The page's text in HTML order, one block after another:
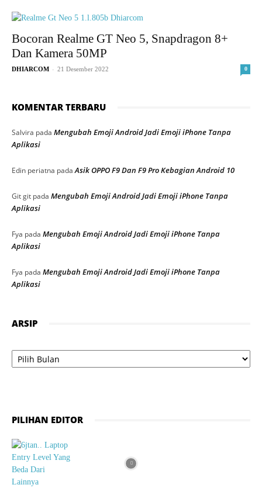
Bocoran Realme GT Neo 5, Snapdragon 8+
Dan Kamera 50MP
DHIARCOM - 21 Desember 2022 0
KOMENTAR TERBARU
Salvira pada Mengubah Emoji Android Jadi Emoji iPhone Tanpa
Aplikasi
Edin periatna padaAsik OPPO F9 Dan F9 Pro Kebagian Android 10
Git git pada Mengubah Emoji Android Jadi Emoji iPhone Tanpa
Aplikasi
Fya pada Mengubah Emoji Android Jadi Emoji iPhone Tanpa
Aplikasi
Fya pada Mengubah Emoji Android Jadi Emoji iPhone Tanpa
Aplikasi
ARSIP
Arsip
PILIHAN EDITOR